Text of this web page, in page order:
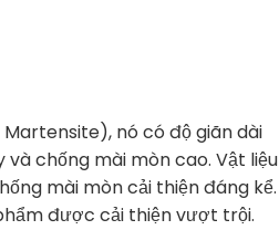
nó có độ giãn dài
chống mài mòn cao. Vật liệu
mài mòn cải thiện đáng kể.
được cải thiện vượt trội.